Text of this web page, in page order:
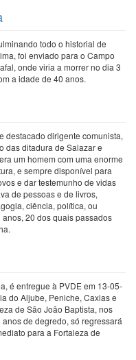
todo o historial de
foi enviado para o Campo
onde viria a morrer no dia 3
a idade de 40 anos.
destacado dirigente comunista,
das ditadura de Salazar e
um homem com uma enorme
e sempre disponível para
e dar testemunho de vidas
de pessoas e de livros,
ciência, política, ou
20 dos quais passados
é entregue à PVDE em 13-05-
do Aljube, Peniche, Caxias e
de São João Baptista, nos
de degredo, só regressará
para a Fortaleza de